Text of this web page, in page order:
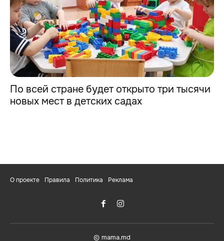
По всей стране будет открыто три тысячи
новых мест в детских садах
О проекте Правила Политика Реклама
© mama.md